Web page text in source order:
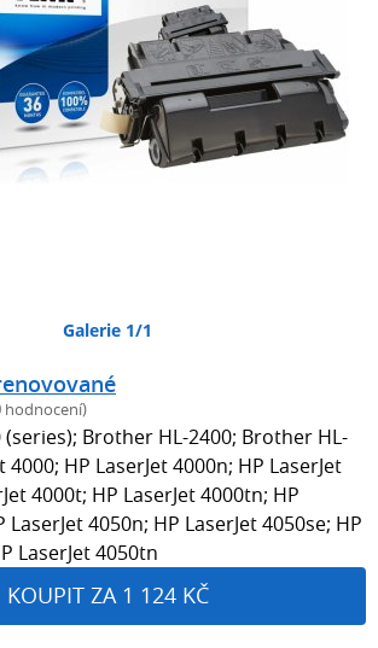
Galerie 1/1
hodnocení)
(series); Brother HL-2400; Brother HL-
4000; HP LaserJet 4000n; HP LaserJet
4000t; HP LaserJet 4000tn; HP
LaserJet 4050n; HP LaserJet 4050se; HP
LaserJet 4050tn
KOUPIT ZA 1 124 KČ